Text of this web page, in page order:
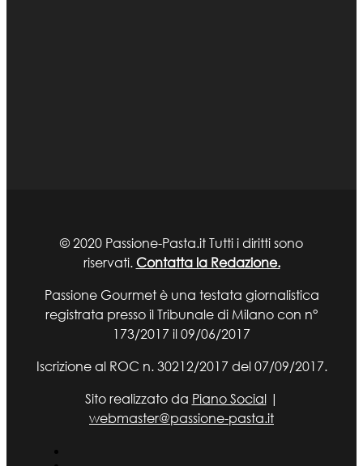
© 2020 Passione-Pasta.it Tutti i diritti sono
riservati. Contatta la Redazione.
Passione Gourmet è una testata giornalistica
registrata presso il Tribunale di Milano con n°
173/2017 il 09/06/2017
Iscrizione al ROC n. 30212/2017 del 07/09/2017.
Sito realizzato da Piano Social|
webmaster@passione-pasta.it